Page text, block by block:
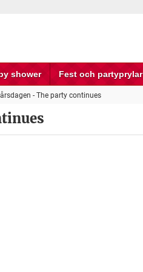
shower Fest och partyprylar
- The party continues